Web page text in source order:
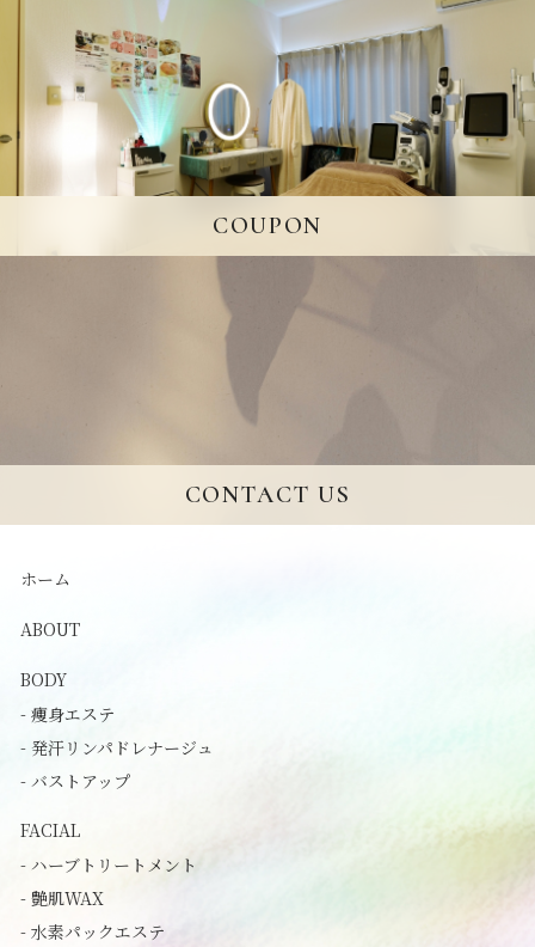
COUPON
CONTACT US
ホーム
ABOUT
BODY
- 痩身エステ
- 発汗リンパドレナージュ
- バストアップ
FACIAL
- ハーブトリートメント
- 艶肌WAX
- 水素パックエステ